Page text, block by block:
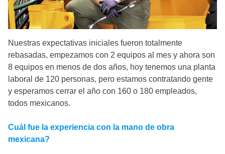
Nuestras expectativas iniciales fueron totalmente
rebasadas, empezamos con 2 equipos al mes y ahora son
8 equipos en menos de dos años, hoy tenemos una planta
laboral de 120 personas, pero estamos contratando gente
y esperamos cerrar el año con 160 o 180 empleados,
todos mexicanos.
Cuál fue la experiencia con la mano de obra
mexicana?